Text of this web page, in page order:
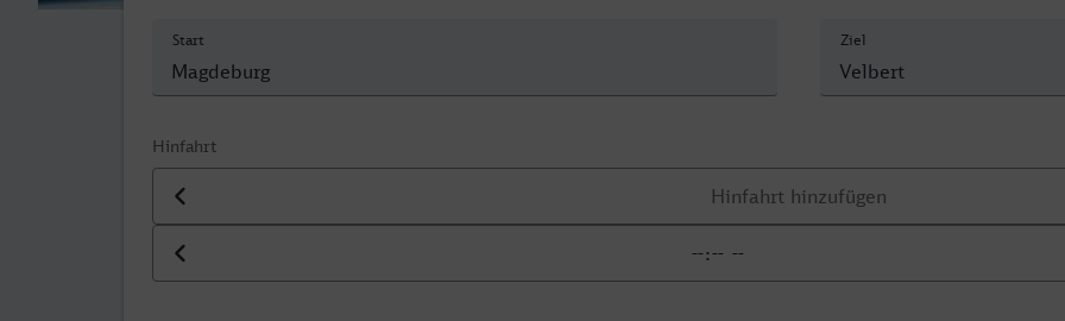
Start Ziel
Hinfahrt
Datum der Hinfahrt
Uhrzeit der Hinfahrt